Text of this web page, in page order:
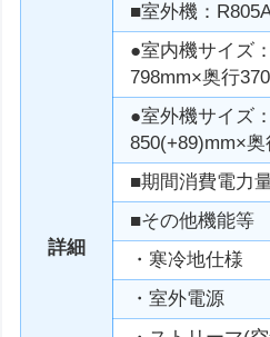
詳細
■室外機：
●室内機サイズ
798mm×奥行
●室外機サイズ
850(+89)mm×
■期間消費電力
■その他機能等
・寒冷地仕様
・室外電源